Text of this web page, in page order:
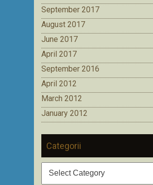
September 2017
August 2017
June 2017
April 2017
September 2016
April 2012
March 2012
January 2012
Categorii